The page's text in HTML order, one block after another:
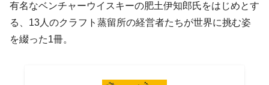
有名なベンチャーウイスキーの肥土伊知郎氏をはじめとす
る、13人のクラフト蒸留所の経営者たちが世界に挑む姿
を綴った1冊。